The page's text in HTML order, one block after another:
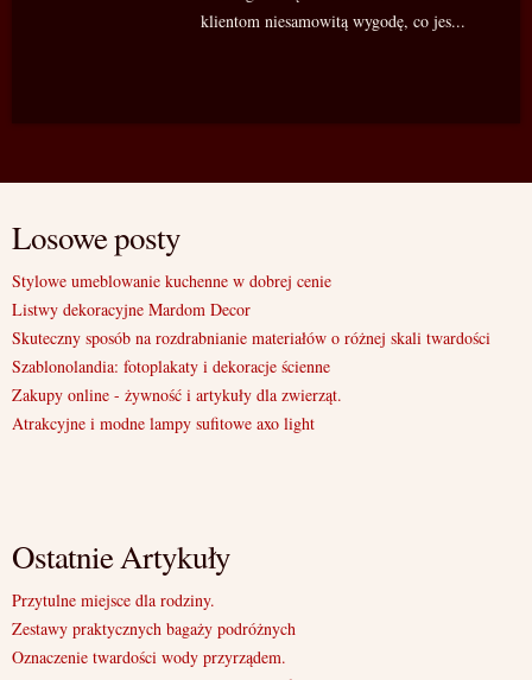
klientom niesamowitą wygodę, co jes...
Losowe posty
Stylowe umeblowanie kuchenne w dobrej cenie
Listwy dekoracyjne Mardom Decor
Skuteczny sposób na rozdrabnianie materiałów o różnej skali twardości
Szablonolandia: fotoplakaty i dekoracje ścienne
Zakupy online - żywność i artykuły dla zwierząt.
Atrakcyjne i modne lampy sufitowe axo light
Ostatnie Artykuły
Przytulne miejsce dla rodziny.
Zestawy praktycznych bagaży podróżnych
Oznaczenie twardości wody przyrządem.